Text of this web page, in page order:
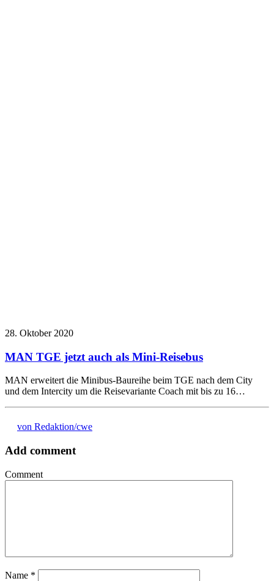
28. Oktober 2020
MAN TGE jetzt auch als Mini-Reisebus
MAN erweitert die Minibus-Baureihe beim TGE nach dem City
und dem Intercity um die Reisevariante Coach mit bis zu 16…
von Redaktion/cwe
Add comment
Comment
Name *